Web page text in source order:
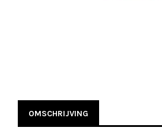
OMSCHRIJVING